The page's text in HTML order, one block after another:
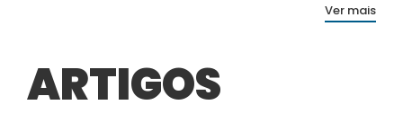
Ver mais
ARTIGOS